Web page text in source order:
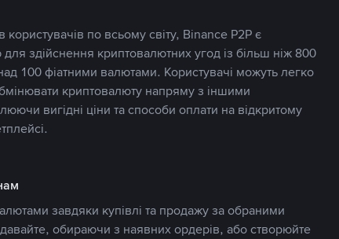
користувачів по всьому світу, Binance P2P є
здійснення криптовалютних угод із більш ніж 800
100 фіатними валютами. Користувачі можуть легко
криптовалюту напряму з іншими
вигідні ціни та способи оплати на відкритому
завдяки купівлі та продажу за обраними
обираючи з наявних ордерів, або створюйте